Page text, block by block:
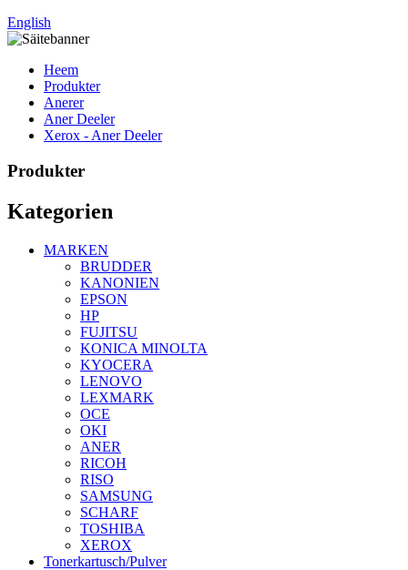
English
Heem
Produkter
Anerer
Aner Deeler
Xerox - Aner Deeler
Produkter
Kategorien
MARKEN
BRUDDER
KANONIEN
EPSON
HP
FUJITSU
KONICA MINOLTA
KYOCERA
LENOVO
LEXMARK
OCE
OKI
ANER
RICOH
RISO
SAMSUNG
SCHARF
TOSHIBA
XEROX
Tonerkartusch/Pulver